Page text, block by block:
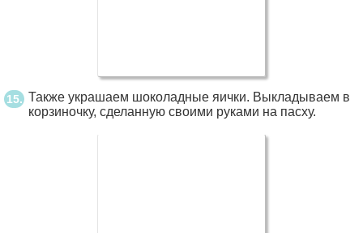
Также украшаем шоколадные яички. Выкладываем в
корзиночку, сделанную своими руками на пасху.